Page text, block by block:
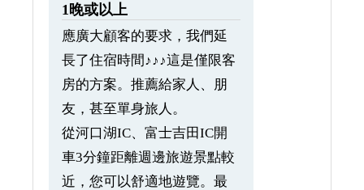
1晚或以上
應廣大顧客的要求，我們延
長了住宿時間♪♪♪這是僅限客
房的方案。推薦給家人、朋
友，甚至單身旅人。
從河口湖IC、富士吉田IC開
車3分鐘距離週邊旅遊景點較
近，您可以舒適地遊覽。最